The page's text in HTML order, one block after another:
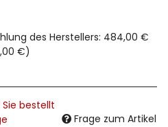
des Herstellers: 484,00 €
€)
bestellt
Frage zum Artikel